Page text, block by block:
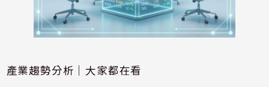
產業趨勢分析｜大家都在看